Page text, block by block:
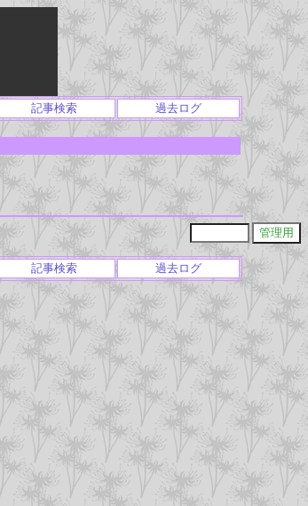
記事検索 過去ログ
記事検索 過去ログ